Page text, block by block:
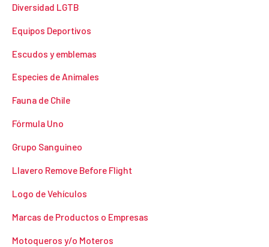
Diversidad LGTB
Equipos Deportivos
Escudos y emblemas
Especies de Animales
Fauna de Chile
Fórmula Uno
Grupo Sanguineo
Llavero Remove Before Flight
Logo de Vehículos
Marcas de Productos o Empresas
Motoqueros y/o Moteros